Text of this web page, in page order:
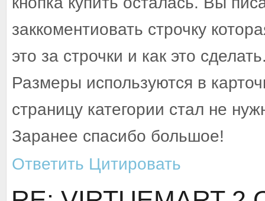
заккоментиовать строчку
это за строчки и как это
Размеры используются в
страницу категории стал не
Заранее спасибо большое!
Ответить Цитировать